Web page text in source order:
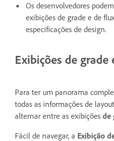
Os desenvolvedores
exibições de grade e de
especificações de design.
Exibições de grade
Para ter um panorama
todas as informações de
alternar entre as exibições de
Fácil de navegar, a Exibição